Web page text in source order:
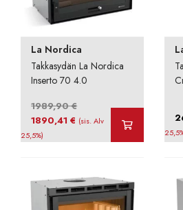
La Nordica
Takkasydän La Nordica
Inserto 70 4.0
1989,90€
Alkuperäinen
hinta
1890,41€ Nykyinen
(sis. Alv
25,5%)